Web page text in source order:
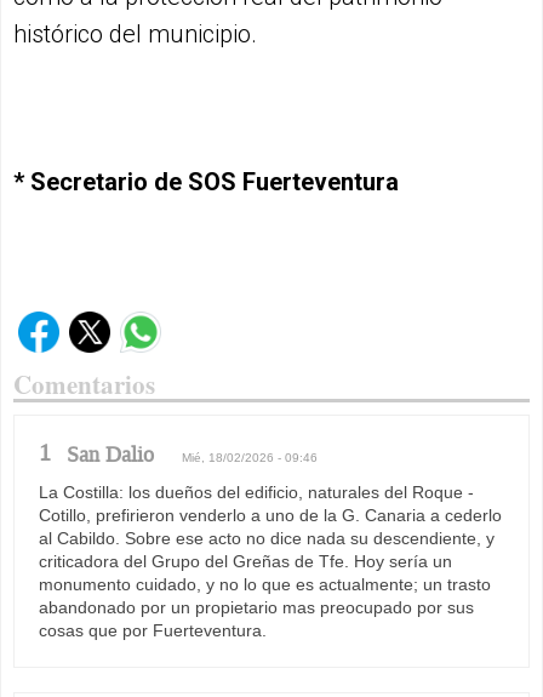
histórico del municipio.
* Secretario de SOS Fuerteventura
Comentarios
1 San Dalio Mié, 18/02/2026 - 09:46
La Costilla: los dueños del edificio, naturales del Roque -
Cotillo, prefirieron venderlo a uno de la G. Canaria a cederlo
al Cabildo. Sobre ese acto no dice nada su descendiente, y
criticadora del Grupo del Greñas de Tfe. Hoy sería un
monumento cuidado, y no lo que es actualmente; un trasto
abandonado por un propietario mas preocupado por sus
cosas que por Fuerteventura.